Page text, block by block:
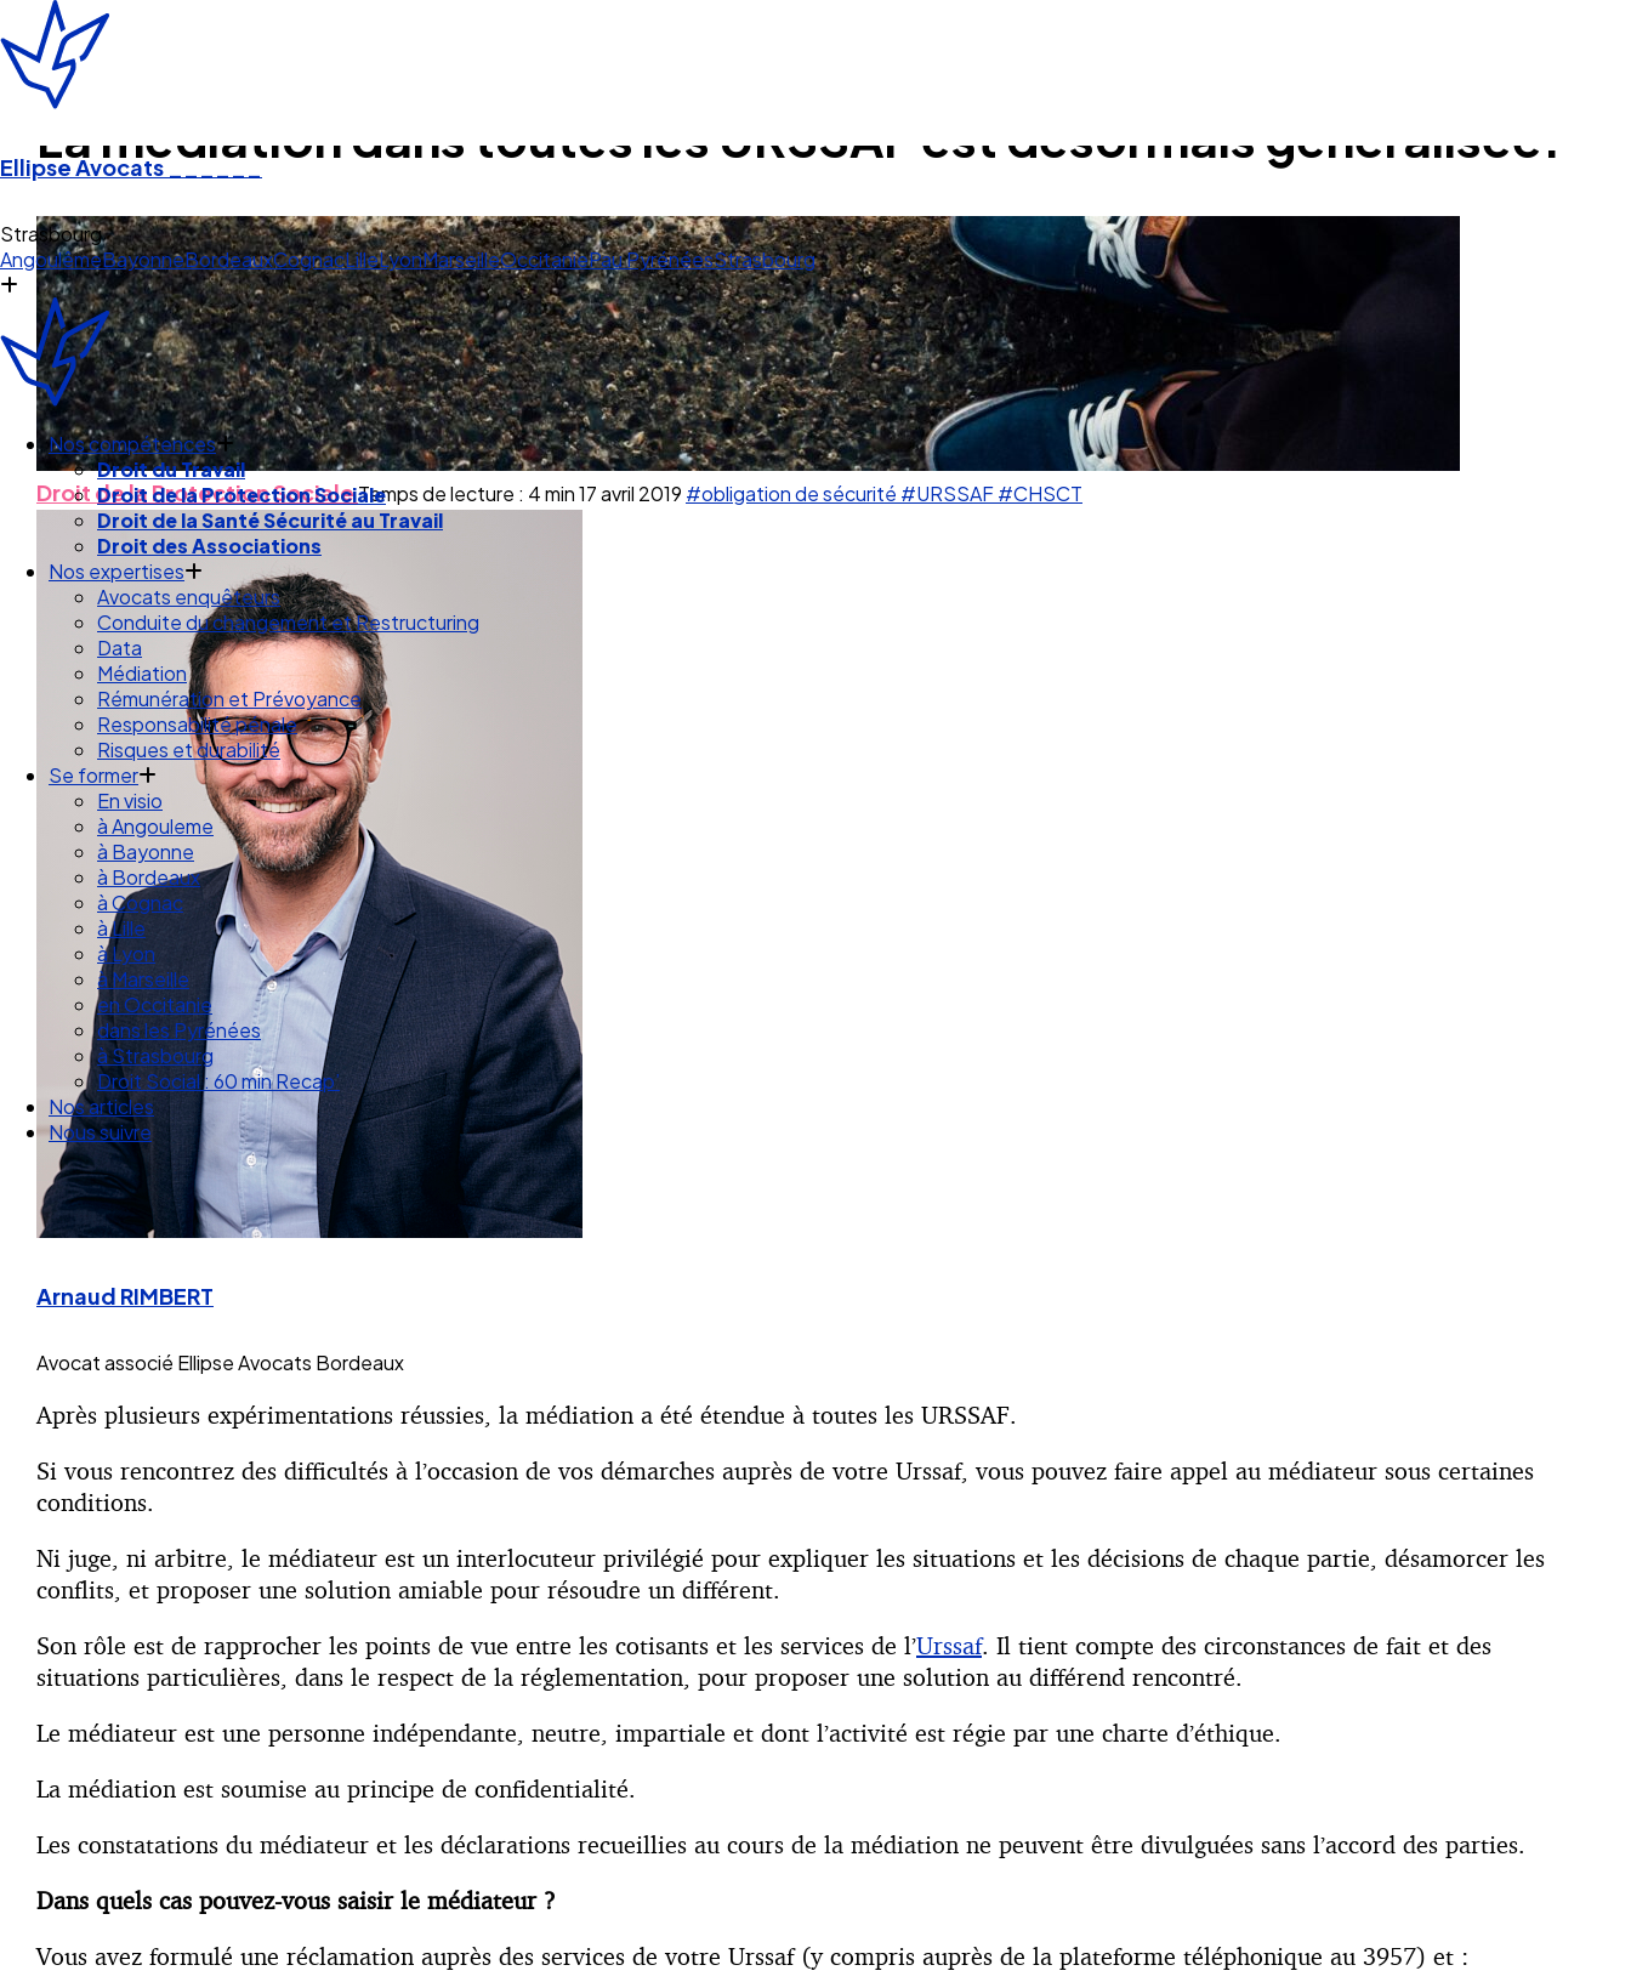
Ellipse Avocats ______
A
AngoulêmeBayonneBordeauxCognacLilleLyonMarseilleOccitaniePau PyrénéesStrasbourg
Nos compétences
Droit du Travail
Droit de la Protection Sociale
Droit de la Santé Sécurité au Travail
Droit des Associations
Nos expertises
Avocats enquêteurs
Conduite du changement et Restructuring
Data
Médiation
Rémunération et Prévoyance
Responsabilité pénale
Risques et durabilité
Se former
En visio
à Angouleme
à Bayonne
à Bordeaux
à Cognac
à Lille
à Lyon
à Marseille
en Occitanie
dans les Pyrénées
à Strasbourg
Droit Social : 60 min Recap’
Nos articles
Nous suivre
La médiation dans toutes les URSSAF est désormais généralisée.
Droit de la Protection SocialeTemps de lecture : 4 min17 avril 2019 #obligation de sécurité #URSSAF#CHSCT
Arnaud RIMBERT
Avocat associé Ellipse Avocats Bordeaux
Après plusieurs expérimentations réussies, la médiation a été étendue à toutes les URSSAF.
Si vous rencontrez des difficultés à l’occasion de vos démarches auprès de votre Urssaf, vous pouvez faire appel au médiateur sous certaines
conditions.
Ni juge, ni arbitre, le médiateur est un interlocuteur privilégié pour expliquer les situations et les décisions de chaque partie, désamorcer les
conflits, et proposer une solution amiable pour résoudre un différent.
Son rôle est de rapprocher les points de vue entre les cotisants et les services de l’Urssaf. Il tient compte des circonstances de fait et des
situations particulières, dans le respect de la réglementation, pour proposer une solution au différend rencontré.
Le médiateur est une personne indépendante, neutre, impartiale et dont l’activité est régie par une charte d’éthique.
La médiation est soumise au principe de confidentialité.
Les constatations du médiateur et les déclarations recueillies au cours de la médiation ne peuvent être divulguées sans l’accord des parties.
Dans quels cas pouvez-vous saisir le médiateur ?
Vous avez formulé une réclamation auprès des services de votre Urssaf (y compris auprès de la plateforme téléphonique au 3957) et :